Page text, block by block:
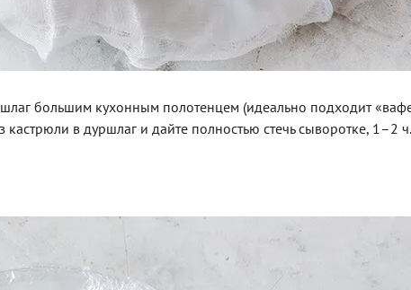
большим кухонным полотенцем (идеально подходит
в дуршлаг и дайте полностью стечь сыворотке, 1–2 ч.